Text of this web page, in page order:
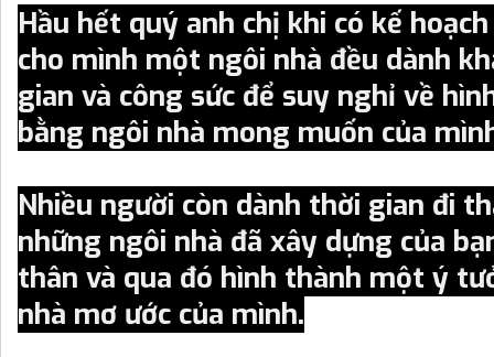
Hầu hết quý anh chị khi có kế
cho mình một ngôi nhà đều dành
gian và công sức để suy nghỉ về
bằng ngôi nhà mong muốn của
Nhiều người còn dành thời gian đi
những ngôi nhà đã xây dựng của
thân và qua đó hình thành một ý
nhà mơ ước của mình.